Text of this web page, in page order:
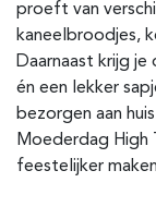
proeft van
kaneelbroodjes,
Daarnaast krijg
én een lekker
bezorgen aan
Moederdag High
feestelijker